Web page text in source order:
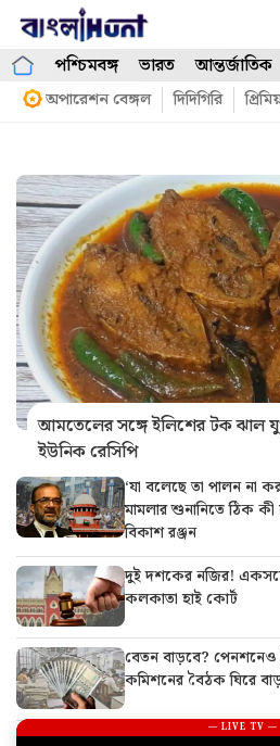
Skip
contentপশ্চিমবঙ্গ ভারত আন্তর্জাতিক
অপারেশন বেঙ্গল দিদিগিরি
আমতেলের সঙ্গে ইলিশের টক ঝাল
ইউনিক রেসিপি
‘যা বলেছে তা পালন না
মামলার শুনানিতে ঠিক
বিকাশ রঞ্জন
দুই দশকের নজির!
কলকাতা হাই কোর্ট
বেতন বাড়বে?
কমিশনের বৈঠক ঘিরে
— LIVE TV —